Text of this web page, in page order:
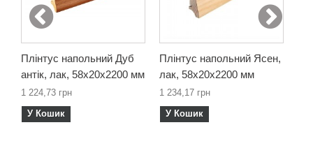
Плінтус напольний Дуб
антік, лак, 58х20х2200 мм
1 224,73 грн
У Кошик
Плінтус напольний Ясен,
лак, 58х20х2200 мм
1 234,17 грн
У Кошик